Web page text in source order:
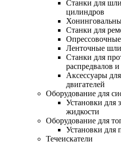
Станки для
цилиндров
Станки для
Ленточные
Станки для
распредвалов
Аксессуары
двигателей
Оборудование для
Установки для
жидкости
Оборудование для
Установки для
Течеискатели